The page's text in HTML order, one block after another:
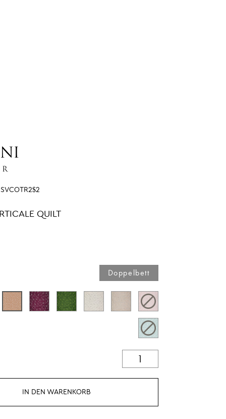
QUILT
Doppelbett
IN DEN WARENKORB